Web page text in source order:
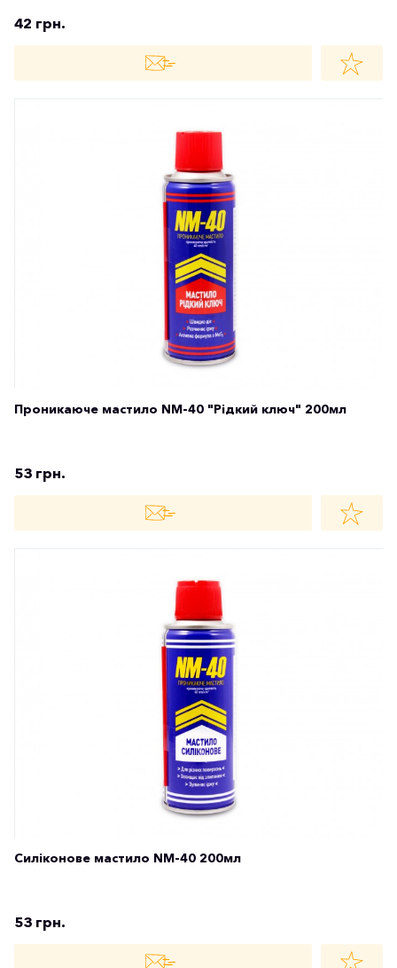
42 грн.
Проникаюче мастило NM-40 "Рідкий ключ" 200мл
53 грн.
Силіконове мастило NM-40 200мл
53 грн.